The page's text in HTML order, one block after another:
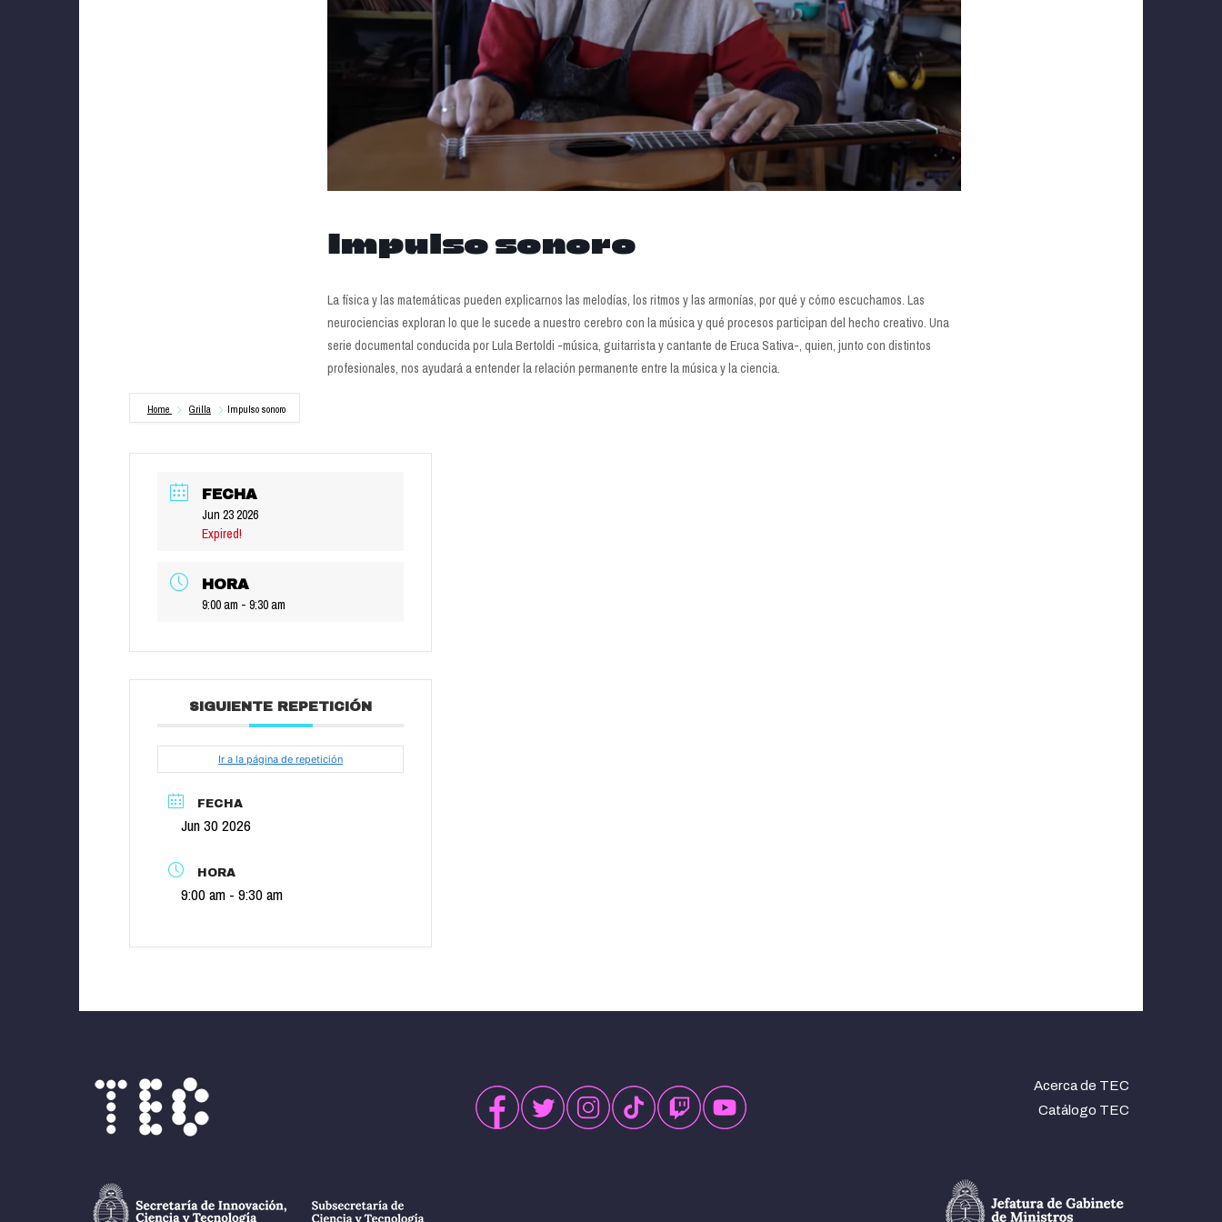
Home Grilla Impulso sonoro
Impulso sonoro
La física y las matemáticas pueden explicarnos las melodías, los ritmos y las armonías, por qué y cómo escuchamos. Las
neurociencias exploran lo que le sucede a nuestro cerebro con la música y qué procesos participan del hecho creativo. Una
serie documental conducida por Lula Bertoldi -música, guitarrista y cantante de Eruca Sativa-, quien, junto con distintos
profesionales, nos ayudará a entender la relación permanente entre la música y la ciencia.
FECHA
Jun 23 2026
Expired!
HORA
9:00 am - 9:30 am
SIGUIENTE REPETICIÓN
Ir a la página de repetición
FECHA
Jun 30 2026
HORA
9:00 am - 9:30 am
Acerca de TEC
Catálogo TEC